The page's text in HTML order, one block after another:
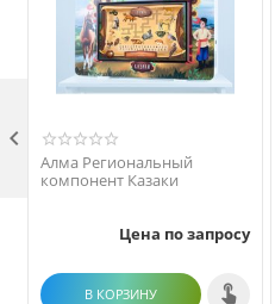
Алма Региональный
компонент Казаки
Цена по запросу
В КОРЗИНУ
